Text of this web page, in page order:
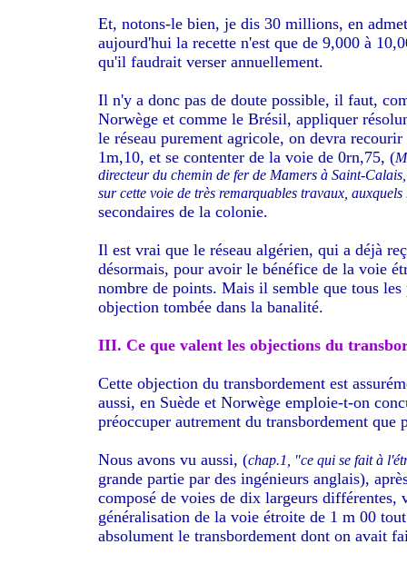
Et, notons-le bien, je dis 30 millions, en
aujourd'hui la recette n'est que de 9,000 à
qu'il faudrait verser annuellement.
Il n'y a donc pas de doute possible, il faut,
Norwège et comme le Brésil, appliquer
le réseau purement agricole, on devra
1m,10, et se contenter de la voie de 0rn,75, (
directeur du chemin de fer de Mamers à Saint-
sur cette voie de très remarquables travaux,
secondaires de la colonie.
Il est vrai que le réseau algérien, qui a déjà
désormais, pour avoir le bénéfice de la voie
nombre de points. Mais il semble que tous
objection tombée dans la banalité.
III. Ce que valent les objections du
Cette objection du transbordement est
aussi, en Suède et Norwège emploie-t-on
préoccuper autrement du transbordement que
Nous avons vu aussi, (chap.1, "ce qui se fait à
grande partie par des ingénieurs anglais),
composé de voies de dix largeurs
généralisation de la voie étroite de 1 m 00
absolument le transbordement dont on avait